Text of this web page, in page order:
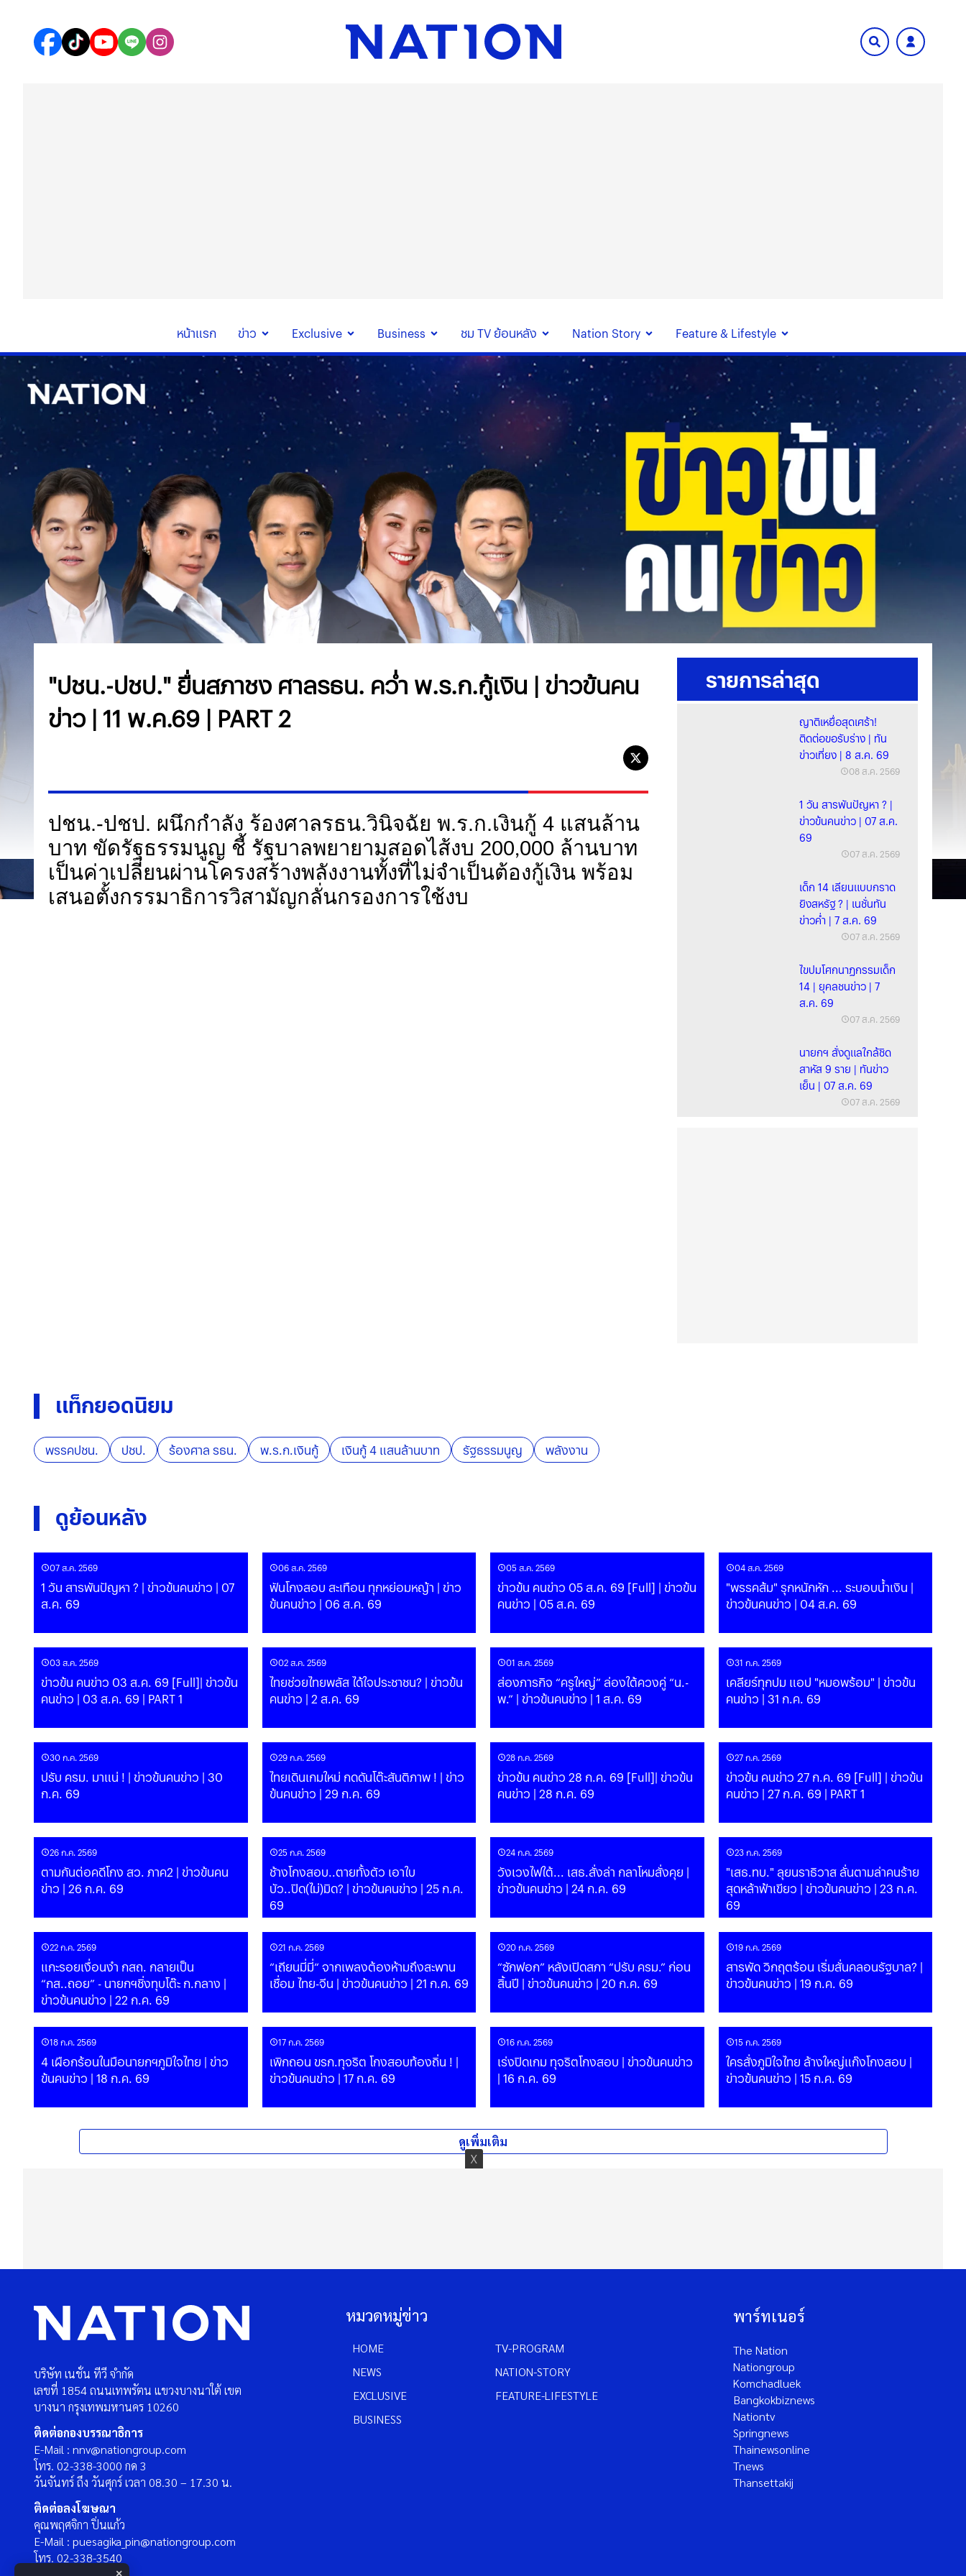
หน้าแรก ข่าว Exclusive Business ชม TV ย้อนหลัง Nation Story Feature & Lifestyle
"ปชน.-ปชป." ยื่นสภาชง ศาลรธน. คว่ำ พ.ร.ก.กู้เงิน | ข่าวข้นคน
ข่าว | 11 พ.ค.69 | PART 2
ปชน.-ปชป. ผนึกกำลัง ร้องศาลรธน.วินิจฉัย พ.ร.ก.เงินกู้ 4 แสนล้าน
บาท ขัดรัฐธรรมนูญ ชี้ รัฐบาลพยายามสอดไส้งบ 200,000 ล้านบาท
เป็นค่าเปลี่ยนผ่านโครงสร้างพลังงานทั้งที่ไม่จำเป็นต้องกู้เงิน พร้อม
เสนอตั้งกรรมาธิการวิสามัญกลั่นกรองการใช้งบ
รายการล่าสุด
ญาติเหยื่อสุดเศร้า!
ติดต่อขอรับร่าง | ทัน
ข่าวเที่ยง | 8 ส.ค. 69
08 ส.ค. 2569
1 วัน สารพันปัญหา ? |
ข่าวข้นคนข่าว | 07 ส.ค.
69
07 ส.ค. 2569
เด็ก 14 เลียนแบบกราด
ยิงสหรัฐ ? | เนชั่นทัน
ข่าวค่ำ | 7 ส.ค. 69
07 ส.ค. 2569
ไขปมโศกนาฏกรรมเด็ก
14 | ยุคลชนข่าว | 7
ส.ค. 69
07 ส.ค. 2569
นายกฯ สั่งดูแลใกล้ชิด
สาหัส 9 ราย | ทันข่าว
เย็น | 07 ส.ค. 69
07 ส.ค. 2569
แท็กยอดนิยม
พรรคปชน. ปชป. ร้องศาล รธน. พ.ร.ก.เงินกู้ เงินกู้ 4 แสนล้านบาท รัฐธรรมนูญ พลังงาน
ดูย้อนหลัง
07 ส.ค. 2569
1 วัน สารพันปัญหา ? | ข่าวข้นคนข่าว | 07
ส.ค. 69
06 ส.ค. 2569
ฟันโกงสอบ สะเทือน ทุกหย่อมหญ้า | ข่าว
ข้นคนข่าว | 06 ส.ค. 69
05 ส.ค. 2569
ข่าวข้น คนข่าว 05 ส.ค. 69 [Full] | ข่าวข้น
คนข่าว | 05 ส.ค. 69
04 ส.ค. 2569
"พรรคส้ม" รุกหนักหัก ... ระบอบน้ำเงิน |
ข่าวข้นคนข่าว | 04 ส.ค. 69
03 ส.ค. 2569
ข่าวข้น คนข่าว 03 ส.ค. 69 [Full]| ข่าวข้น
คนข่าว | 03 ส.ค. 69 | PART 1
02 ส.ค. 2569
ไทยช่วยไทยพลัส ได้ใจประชาชน? | ข่าวข้น
คนข่าว | 2 ส.ค. 69
01 ส.ค. 2569
ส่องภารกิจ “ครูใหญ่” ล่องใต้ควงคู่ “น.-
พ.” | ข่าวข้นคนข่าว | 1 ส.ค. 69
31 ก.ค. 2569
เคลียร์ทุกปม แอป "หมอพร้อม" | ข่าวข้น
คนข่าว | 31 ก.ค. 69
30 ก.ค. 2569
ปรับ ครม. มาแน่ ! | ข่าวข้นคนข่าว | 30
ก.ค. 69
29 ก.ค. 2569
ไทยเดินเกมใหม่ กดดันโต๊ะสันติภาพ ! | ข่าว
ข้นคนข่าว | 29 ก.ค. 69
28 ก.ค. 2569
ข่าวข้น คนข่าว 28 ก.ค. 69 [Full]| ข่าวข้น
คนข่าว | 28 ก.ค. 69
27 ก.ค. 2569
ข่าวข้น คนข่าว 27 ก.ค. 69 [Full] | ข่าวข้น
คนข่าว | 27 ก.ค. 69 | PART 1
26 ก.ค. 2569
ตามกันต่อคดีโกง สว. ภาค2 | ข่าวข้นคน
ข่าว | 26 ก.ค. 69
25 ก.ค. 2569
ช้างโกงสอบ..ตายทั้งตัว เอาใบ
บัว..ปิด(ไม่)มิด? | ข่าวข้นคนข่าว | 25 ก.ค.
69
24 ก.ค. 2569
วังเวงไฟใต้... เสธ.สั่งล่า กลาโหมสั่งคุย |
ข่าวข้นคนข่าว | 24 ก.ค. 69
23 ก.ค. 2569
"เสธ.ทบ." ลุยนราธิวาส ลั่นตามล่าคนร้าย
สุดหล้าฟ้าเขียว | ข่าวข้นคนข่าว | 23 ก.ค.
69
22 ก.ค. 2569
แกะรอยเงื่อนงำ กสถ. กลายเป็น
“กส..ถอย” - นายกฯชิ่งทุบโต๊ะ ก.กลาง |
ข่าวข้นคนข่าว | 22 ก.ค. 69
21 ก.ค. 2569
“เถียนมี่มี่“ จากเพลงต้องห้ามถึงสะพาน
เชื่อม ไทย-จีน | ข่าวข้นคนข่าว | 21 ก.ค. 69
20 ก.ค. 2569
“ซักฟอก” หลังเปิดสภา “ปรับ ครม.” ก่อน
สิ้นปี | ข่าวข้นคนข่าว | 20 ก.ค. 69
19 ก.ค. 2569
สารพัด วิกฤตร้อน เริ่มสั่นคลอนรัฐบาล? |
ข่าวข้นคนข่าว | 19 ก.ค. 69
18 ก.ค. 2569
4 เผือกร้อนในมือนายกฯภูมิใจไทย | ข่าว
ข้นคนข่าว | 18 ก.ค. 69
17 ก.ค. 2569
เพิกถอน ขรก.ทุจริต โกงสอบท้องถิ่น ! |
ข่าวข้นคนข่าว | 17 ก.ค. 69
16 ก.ค. 2569
เร่งปิดเกม ทุจริตโกงสอบ | ข่าวข้นคนข่าว
| 16 ก.ค. 69
15 ก.ค. 2569
ใครสั่งภูมิใจไทย ล้างใหญ่แก๊งโกงสอบ |
ข่าวข้นคนข่าว | 15 ก.ค. 69
ดูเพิ่มเติม
บริษัท เนชั่น ทีวี จำกัด
เลขที่ 1854 ถนนเทพรัตน แขวงบางนาใต้ เขต
บางนา กรุงเทพมหานคร 10260
ติดต่อกองบรรณาธิการ
E-Mail : nnv@nationgroup.com
โทร. 02-338-3000 กด 3
วันจันทร์ ถึง วันศุกร์ เวลา 08.30 – 17.30 น.
ติดต่อลงโฆษณา
คุณพฤศจิกา ปิ่นแก้ว
E-Mail : puesagika_pin@nationgroup.com
โทร. 02-338-3540
หมวดหมู่ข่าว
HOME
NEWS
EXCLUSIVE
BUSINESS
TV-PROGRAM
NATION-STORY
FEATURE-LIFESTYLE
พาร์ทเนอร์
The Nation
Nationgroup
Komchadluek
Bangkokbiznews
Nationtv
Springnews
Thainewsonline
Tnews
Thansettakij
×